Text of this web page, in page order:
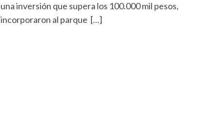
una inversión que supera los 100.000 mil pesos,
incorporaron al parque […]